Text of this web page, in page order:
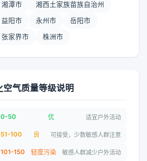
湘潭市 湘西土家族苗族自治州
益阳市 永州市 岳阳市
张家界市 株洲市
空气质量等级说明
0-50 优 适宜户外活动
51-100 良 可接受，少数敏感人群注意
101-150 轻度污染 敏感人群减少户外活动